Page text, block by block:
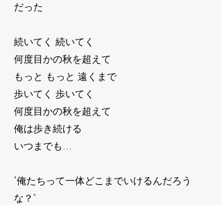
だった
続いてく 続いてく
何度目かの秋を超えて
もっと もっと 遠くまで
歩いてく 歩いてく
何度目かの秋を超えて
俺は歩き続ける
いつまでも…
"俺たちって一体どこまでいけるんだろう
な？"